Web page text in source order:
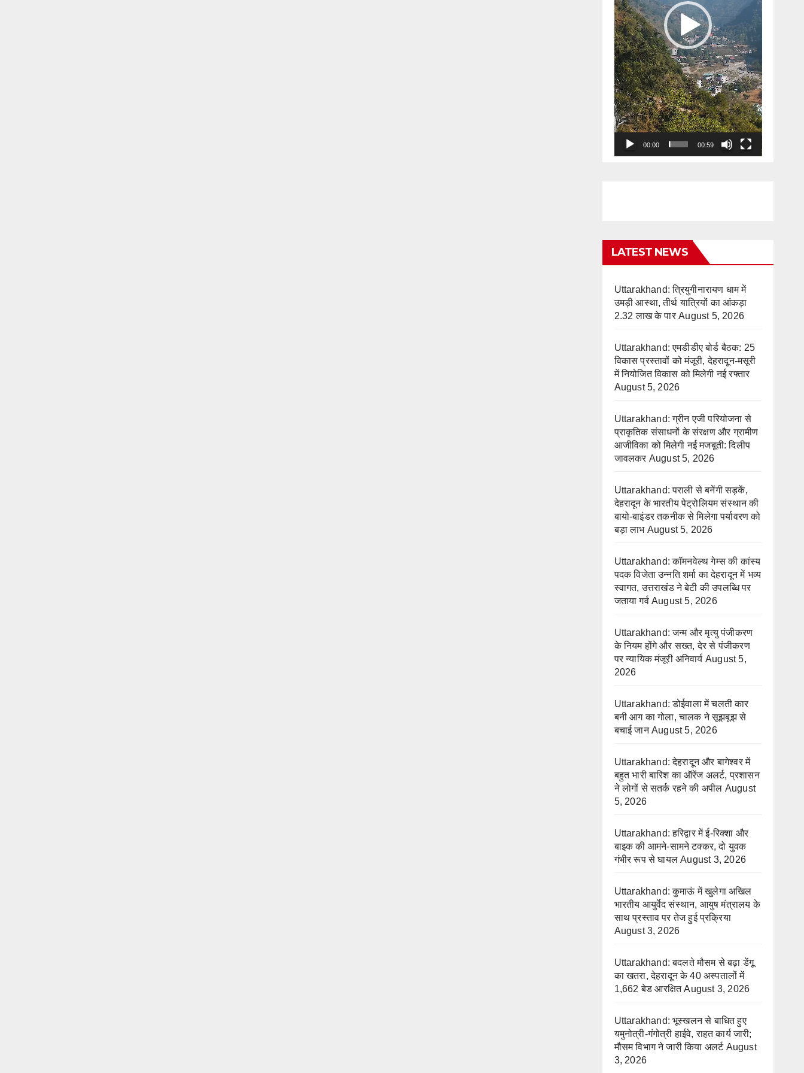
00:00 00:59
LATEST NEWS
Uttarakhand: त्रियुगीनारायण धाम में
उमड़ी आस्था, तीर्थ यात्रियों का आंकड़ा
2.32 लाख के पार August 5, 2026
Uttarakhand: एमडीडीए बोर्ड बैठक: 25
विकास प्रस्तावों को मंजूरी, देहरादून-मसूरी
में नियोजित विकास को मिलेगी नई रफ्तार
August 5, 2026
Uttarakhand: ग्रीन एजी परियोजना से
प्राकृतिक संसाधनों के संरक्षण और ग्रामीण
आजीविका को मिलेगी नई मजबूती: दिलीप
जावलकर August 5, 2026
Uttarakhand: पराली से बनेंगी सड़कें,
देहरादून के भारतीय पेट्रोलियम संस्थान की
बायो-बाइंडर तकनीक से मिलेगा पर्यावरण को
बड़ा लाभ August 5, 2026
Uttarakhand: कॉमनवेल्थ गेम्स की कांस्य
पदक विजेता उन्नति शर्मा का देहरादून में भव्य
स्वागत, उत्तराखंड ने बेटी की उपलब्धि पर
जताया गर्व August 5, 2026
Uttarakhand: जन्म और मृत्यु पंजीकरण
के नियम होंगे और सख्त, देर से पंजीकरण
पर न्यायिक मंजूरी अनिवार्य August 5,
2026
Uttarakhand: डोईवाला में चलती कार
बनी आग का गोला, चालक ने सूझबूझ से
बचाई जान August 5, 2026
Uttarakhand: देहरादून और बागेश्वर में
बहुत भारी बारिश का ऑरेंज अलर्ट, प्रशासन
ने लोगों से सतर्क रहने की अपील August
5, 2026
Uttarakhand: हरिद्वार में ई-रिक्शा और
बाइक की आमने-सामने टक्कर, दो युवक
गंभीर रूप से घायल August 3, 2026
Uttarakhand: कुमाऊं में खुलेगा अखिल
भारतीय आयुर्वेद संस्थान, आयुष मंत्रालय के
साथ प्रस्ताव पर तेज हुई प्रक्रिया
August 3, 2026
Uttarakhand: बदलते मौसम से बढ़ा डेंगू
का खतरा, देहरादून के 40 अस्पतालों में
1,662 बेड आरक्षित August 3, 2026
Uttarakhand: भूस्खलन से बाधित हुए
यमुनोत्री-गंगोत्री हाईवे, राहत कार्य जारी;
मौसम विभाग ने जारी किया अलर्ट August
3, 2026